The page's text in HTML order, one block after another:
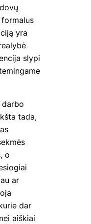
yra
slypi
darbo
tada,
o
ar
dar
aiškiai